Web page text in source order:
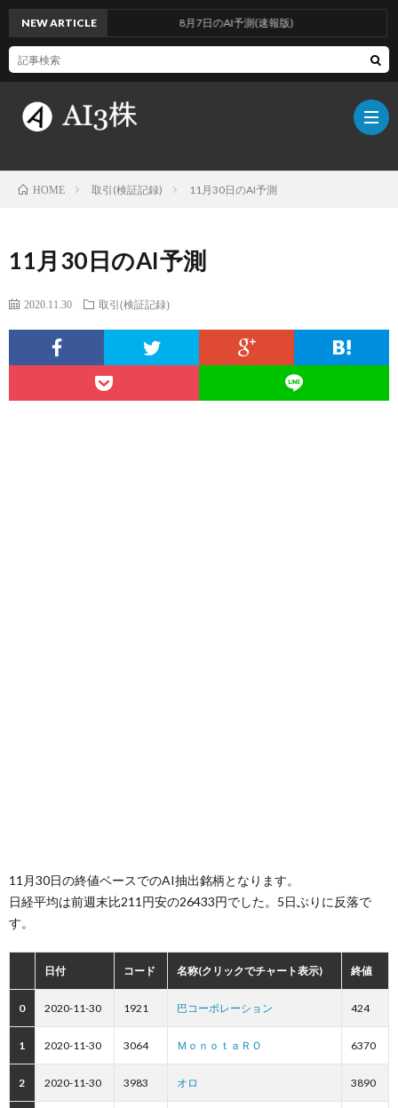
グ
NEW ARTICLE 8月7日のAI予測(速報版)
HOME 取引(検証記録) 11月30日のAI予測
11月30日のAI予測
2020.11.30 取引(検証記録)
11月30日の終値ベースでのAI抽出銘柄となります。
日経平均は前週末比211円安の26433円でした。5日ぶりに反落で
す。
日付 コード 名称(クリックでチャート表示) 終値
0 2020-11-30 1921 巴コーポレーション 424
1 2020-11-30 3064 ＭｏｎｏｔａＲＯ 6370
2 2020-11-30 3983 オロ 3890